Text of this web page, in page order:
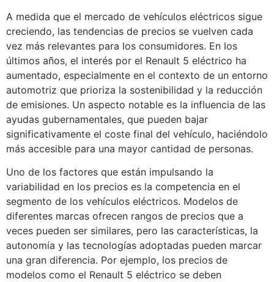
A medida que el mercado de vehículos eléctricos sigue
creciendo, las tendencias de precios se vuelven cada
vez más relevantes para los consumidores. En los
últimos años, el interés por el Renault 5 eléctrico ha
aumentado, especialmente en el contexto de un entorno
automotriz que prioriza la sostenibilidad y la reducción
de emisiones. Un aspecto notable es la influencia de las
ayudas gubernamentales, que pueden bajar
significativamente el coste final del vehículo, haciéndolo
más accesible para una mayor cantidad de personas.
Uno de los factores que están impulsando la
variabilidad en los precios es la competencia en el
segmento de los vehículos eléctricos. Modelos de
diferentes marcas ofrecen rangos de precios que a
veces pueden ser similares, pero las características, la
autonomía y las tecnologías adoptadas pueden marcar
una gran diferencia. Por ejemplo, los precios de
modelos como el Renault 5 eléctrico se deben